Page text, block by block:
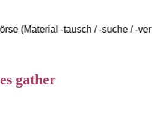
-tausch / -suche / -verkauf)
gather